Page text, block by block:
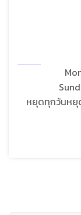
หยุดทุกวันหยุ